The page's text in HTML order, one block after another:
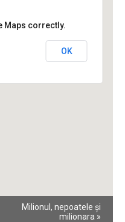
Maps correctly.
OK
Milionul, nepoatele și
milionara »